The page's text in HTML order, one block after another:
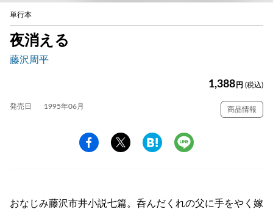
単行本
夜消える
藤沢周平
1,388 円 (税込)
発売日 1995年06月 商品情報
おなじみ藤沢市井小説七篇。呑んだくれの父に手をやく嫁